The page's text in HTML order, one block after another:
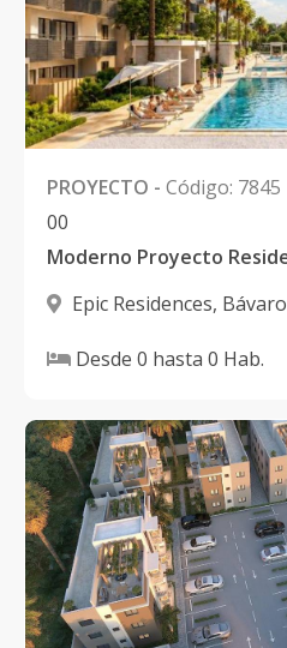
PROYECTO - Código: 7845
00
Epic Residences, Bávaro
Desde 0 hasta 0 Hab.